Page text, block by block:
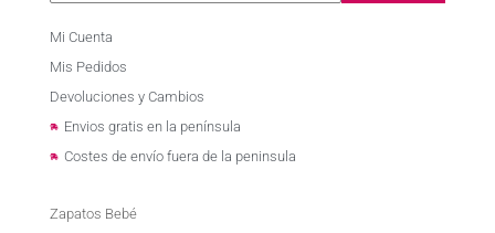
Mi Cuenta
Mis Pedidos
Devoluciones y Cambios
Envios gratis en la península
Costes de envío fuera de la peninsula
Zapatos Bebé